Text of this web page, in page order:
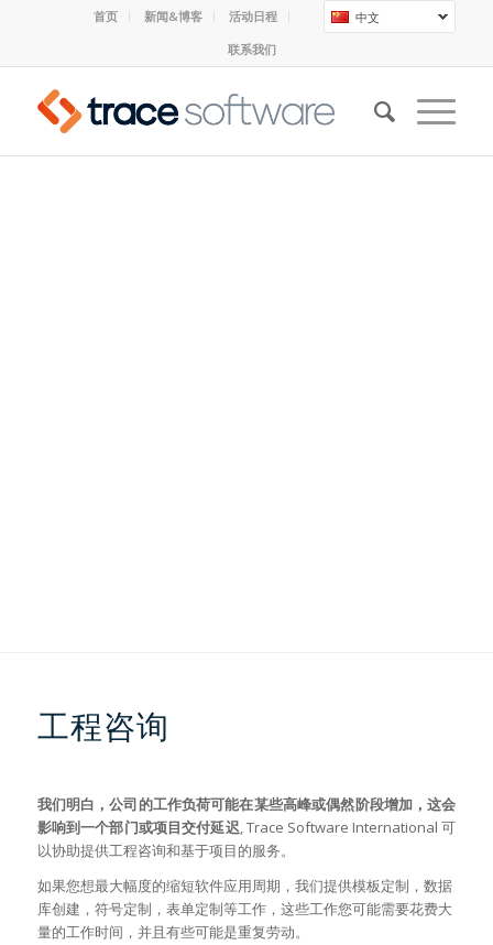
中文
首页 新闻&博客
活动日程
联系我们
工程咨询
我们明白，公司的工作负荷可能在某些高峰或偶然阶段增加，这会
影响到一个部门或项目交付延迟, Trace Software International 可
以协助提供工程咨询和基于项目的服务。
如果您想最大幅度的缩短软件应用周期，我们提供模板定制，数据
库创建，符号定制，表单定制等工作，这些工作您可能需要花费大
量的工作时间，并且有些可能是重复劳动。